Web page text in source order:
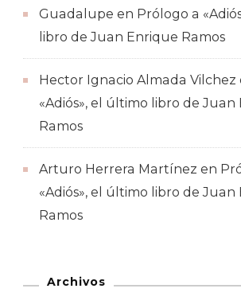
Guadalupe en Prólogo a
libro de Juan Enrique Ramos
Hector Ignacio Almada Vilchez
«Adiós», el último libro de Juan
Ramos
Arturo Herrera Martínez en
«Adiós», el último libro de Juan
Ramos
Archivos